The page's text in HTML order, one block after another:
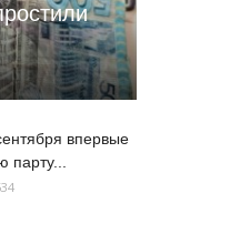
впервые
парту...